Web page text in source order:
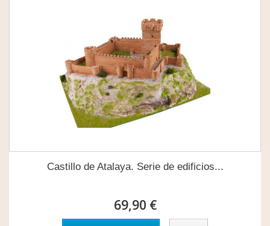
Castillo de Atalaya. Serie de edificios...
69,90 €